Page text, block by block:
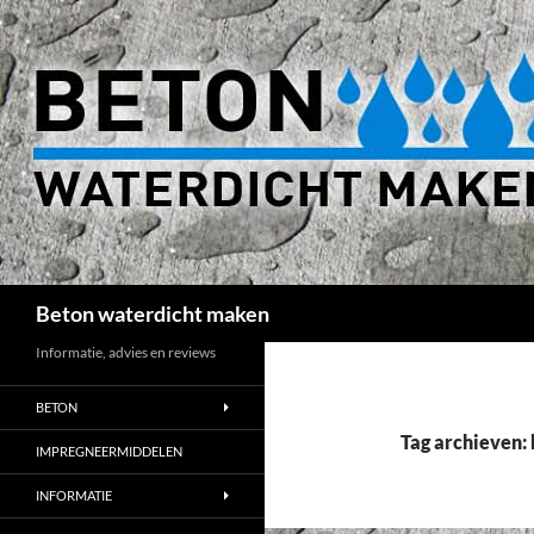
Beton waterdicht maken
Tag archieven:
Informatie, advies en reviews
BETON
IMPREGNEERMIDDELEN
INFORMATIE